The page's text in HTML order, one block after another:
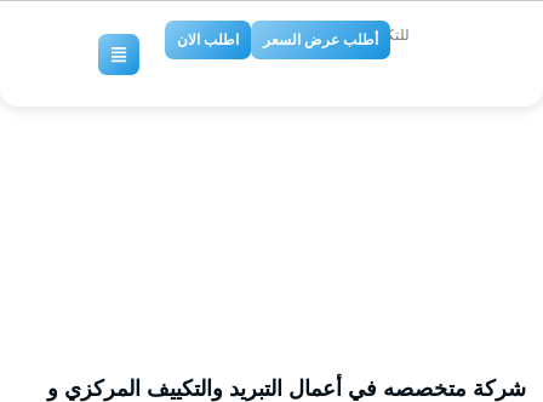
للتكييف والتبريد
أطلب عرض السعر اطلب الان
شركة متخصصه في أعمال التبريد والتكييف المركزي و